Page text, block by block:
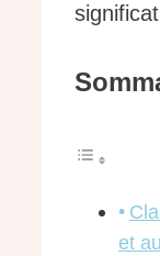
et